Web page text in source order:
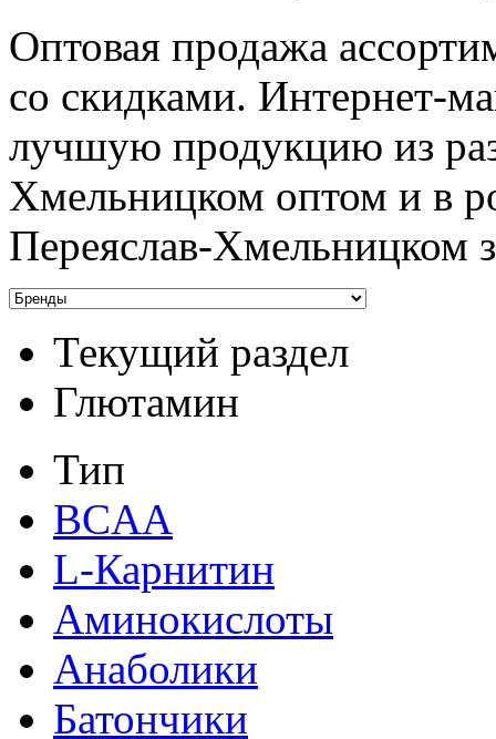
Оптовая продажа
со скидками. Интернет-
лучшую продукцию из
Хмельницком оптом и в
Переяслав-Хмельницком
Текущий раздел
Глютамин
Тип
BCAA
L-Карнитин
Аминокислоты
Анаболики
Батончики